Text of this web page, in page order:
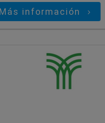
Más información